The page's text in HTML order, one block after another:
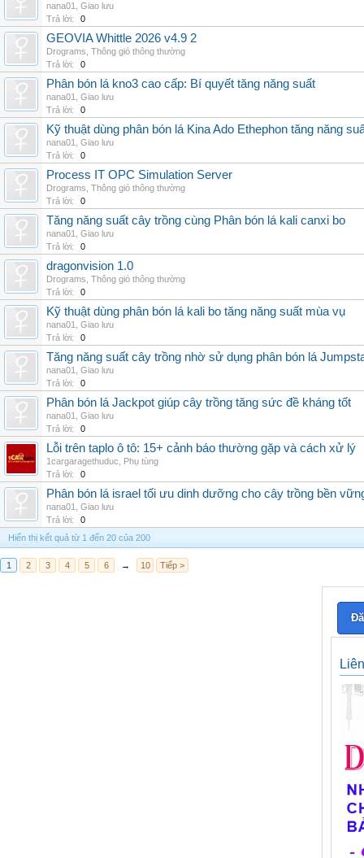
nana01
Giao lưu
Trả lời:
0
GEOVIA Whittle 2026 v4.9 2
Drograms Thông gió thông thường
Trả lời:
0
Phân bón lá kno3 cao cấp: Bí quyết tăng năng suất
nana01
Giao lưu
Trả lời:
0
Kỹ thuật dùng phân bón lá Kina Ado Ethephon tăng năng
nana01
Giao lưu
Trả lời:
0
Process IT OPC Simulation Server
Drograms Thông gió thông thường
Trả lời:
0
Tăng năng suất cây trồng cùng Phân bón lá kali canxi bo
nana01
Giao lưu
Trả lời:
0
dragonvision 1.0
Drograms Thông gió thông thường
Trả lời:
0
Kỹ thuật dùng phân bón lá kali bo tăng năng suất mùa vụ
nana01
Giao lưu
Trả lời:
0
Tăng năng suất cây trồng nhờ sử dụng phân bón lá
nana01
Giao lưu
Trả lời:
0
Phân bón lá Jackpot giúp cây trồng tăng sức đề kháng tốt
nana01
Giao lưu
Trả lời:
0
Lỗi trên taplo ô tô: 15+ cảnh báo thường gặp và cách xử lý
1cargaragethuduc
Phụ tùng
Trả lời:
0
Phân bón lá israel tối ưu dinh dưỡng cho cây trồng bền
nana01
Giao lưu
Trả lời:
0
Hiển thị kết quả từ 1 đến 20 của 200
1 2 3 4 5 6 → 10 Tiếp >